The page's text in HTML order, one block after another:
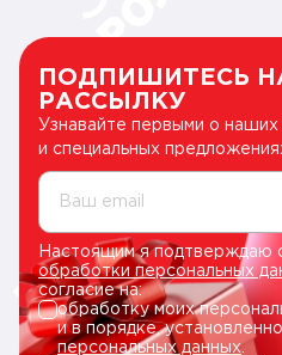
ПОДПИШИТЕСЬ
РАССЫЛКУ
Узнавайте первыми о наших
и специальных
Ваш email
Настоящим я подтверждаю
обработки персональных
согласие на:
обработку моих
и в порядке,
персональных данных.